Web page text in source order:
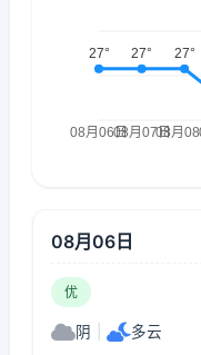
08月06日
优
阴 多云